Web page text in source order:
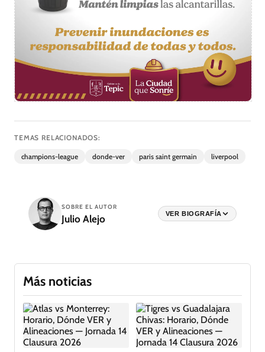
TEMAS RELACIONADOS:
champions-league donde-ver paris saint germain liverpool
SOBRE EL AUTOR
Julio Alejo VER BIOGRAFÍA
Más noticias